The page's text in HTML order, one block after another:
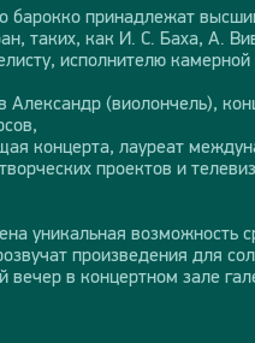
барокко принадлежат
таких, как И. С. Баха, А.
исполнителю
(виолончель),
концерта, лауреат
проектов и
уникальная возможность
произведения для
вечер в концертном зале